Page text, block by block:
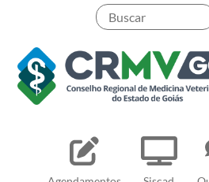
content
Pesquisar